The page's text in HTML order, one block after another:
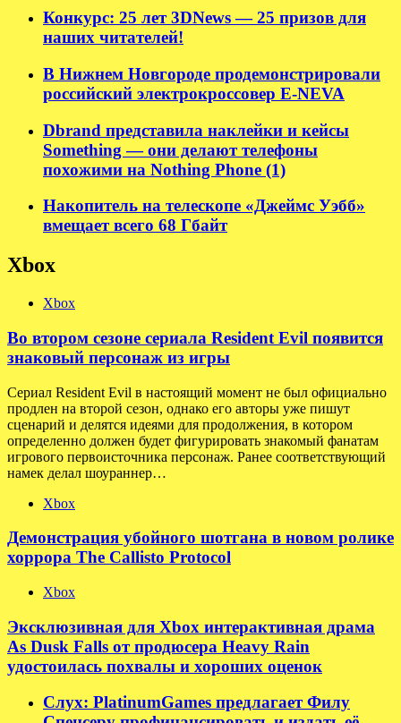
Конкурс: 25 лет 3DNews — 25 призов для
наших читателей!
В Нижнем Новгороде продемонстрировали
российский электрокроссовер E-NEVA
Dbrand представила наклейки и кейсы
Something — они делают телефоны
похожими на Nothing Phone (1)
Накопитель на телескопе «Джеймс Уэбб»
вмещает всего 68 Гбайт
Xbox
Xbox
Во втором сезоне сериала Resident Evil появится
знаковый персонаж из игры
Сериал Resident Evil в настоящий момент не был официально
продлен на второй сезон, однако его авторы уже пишут
сценарий и делятся идеями для продолжения, в котором
определенно должен будет фигурировать знакомый фанатам
игрового первоисточника персонаж. Ранее соответствующий
намек делал шоураннер…
Xbox
Демонстрация убойного шотгана в новом ролике
хоррора The Callisto Protocol
Xbox
Эксклюзивная для Xbox интерактивная драма
As Dusk Falls от продюсера Heavy Rain
удостоилась похвалы и хороших оценок
Слух: PlatinumGames предлагает Филу